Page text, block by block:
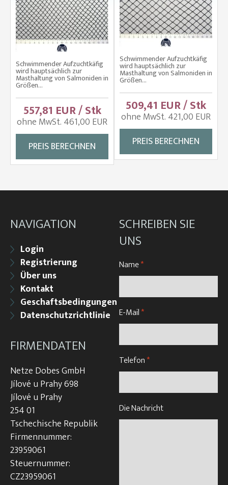
Schwimmender Aufzuchtkäfig
wird hauptsächlich zur
Masthaltung von Salmoniden in
Größen...
557,81 EUR / Stk
ohne MwSt. 461,00 EUR
PREIS BERECHNEN
Schwimmender Aufzuchtkäfig
wird hauptsächlich zur
Masthaltung von Salmoniden in
Größen...
509,41 EUR / Stk
ohne MwSt. 421,00 EUR
PREIS BERECHNEN
NAVIGATION
Login
Registrierung
Über uns
Kontakt
Geschaftsbedingungen
Datenschutzrichtlinie
FIRMENDATEN
Netze Dobes GmbH
Jílové u Prahy 698
Jílové u Prahy
254 01
Tschechische Republik
Firmennummer:
23959061
Steuernummer:
CZ23959061
SCHREIBEN SIE
UNS
Name*
E-Mail*
Telefon*
Die Nachricht